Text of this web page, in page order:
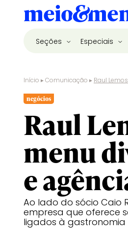
Seções Especiais
Início ▸Comunicação ▸ Raul
negócios
Raul
menu
e
Ao lado do sócio Caio
empresa que oferece
ligados à gastronomia